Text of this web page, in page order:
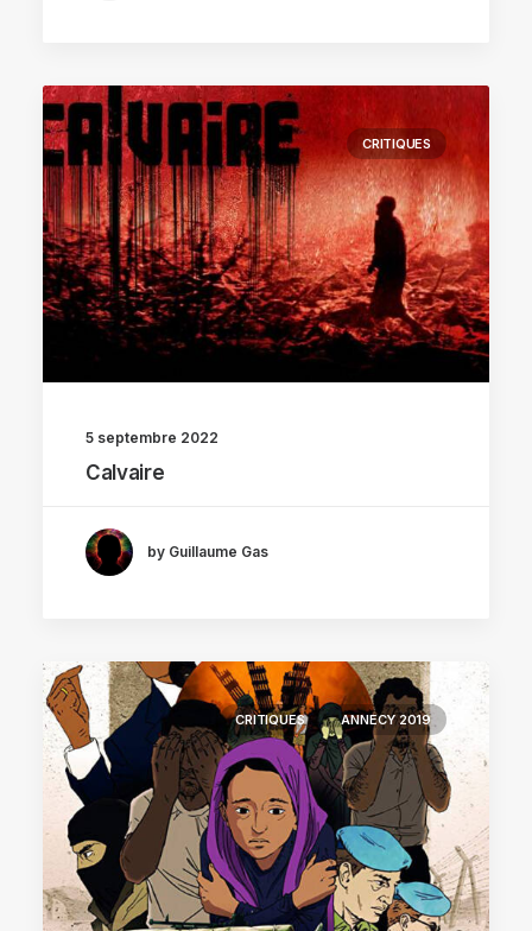
CRITIQUES
5 septembre 2022
Calvaire
by Guillaume Gas
CRITIQUES ANNECY 2019